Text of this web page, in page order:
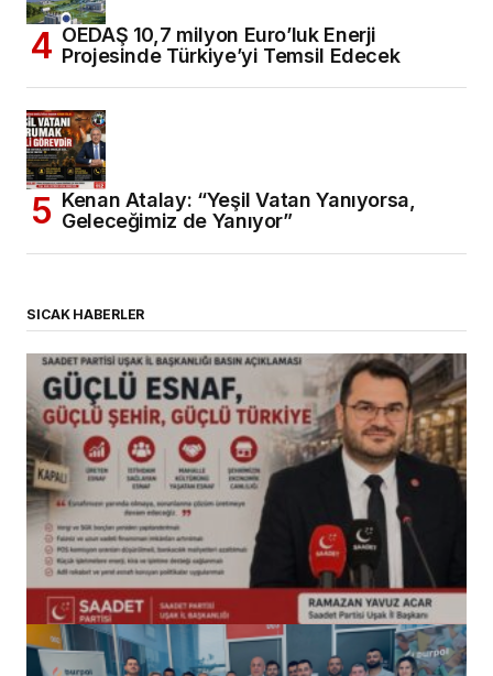
OEDAŞ 10,7 milyon Euro’luk Enerji
Projesinde Türkiye’yi Temsil Edecek
Kenan Atalay: “Yeşil Vatan Yanıyorsa,
Geleceğimiz de Yanıyor”
SICAK HABERLER
(başlıksız)
Alaattin Karahan tarafından 14/07/2026